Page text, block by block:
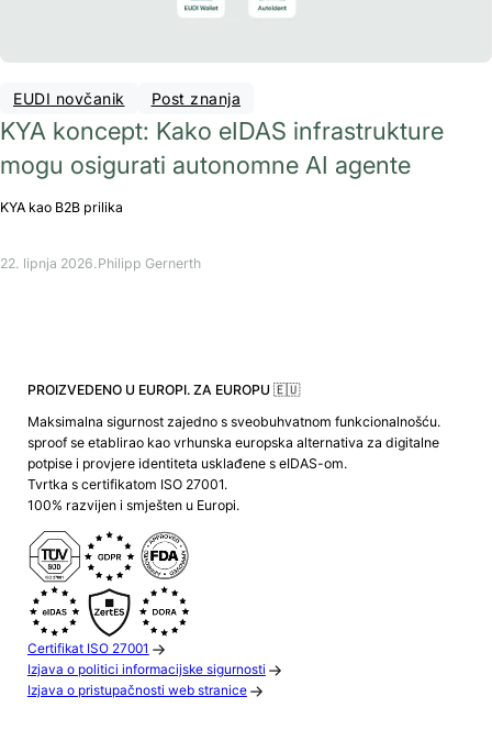
EUDI novčanik Post znanja
KYA koncept: Kako eIDAS infrastrukture
mogu osigurati autonomne AI agente
KYA kao B2B prilika
22. lipnja 2026. Philipp Gernerth
PROIZVEDENO U EUROPI. ZA EUROPU 🇪🇺
Maksimalna sigurnost zajedno s sveobuhvatnom funkcionalnošću.
sproof se etablirao kao vrhunska europska alternativa za digitalne
potpise i provjere identiteta usklađene s eIDAS-om.
Tvrtka s certifikatom ISO 27001.
100% razvijen i smješten u Europi.
Certifikat ISO 27001
Izjava o politici informacijske sigurnosti
Izjava o pristupačnosti web stranice